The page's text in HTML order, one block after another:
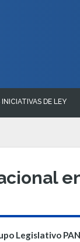
INICIATIVAS DE LEY
Legislativo PAN